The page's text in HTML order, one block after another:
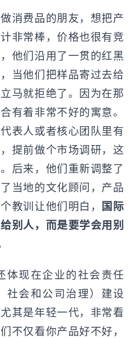
消费品的朋友，想把产
非常棒，价格也很有竞
他们沿用了一贯的红黑
当他们把样品寄过去给
马就拒绝了。因为在那
有着非常不好的寓意。
表人或者核心团队里有
提前做个市场调研，这
后来，他们重新调整了
当地的文化顾问，产品
教训让他们明白，
国际
别人，而是要学会用别
体现在企业的社会责任
社会和公司治理）建设
其是年轻一代，非常看
不仅看你产品好不好，